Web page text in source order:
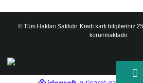
© Tüm Hakları Saklıdır. Kredi kartı bilgileriniz
korunmaktadır.